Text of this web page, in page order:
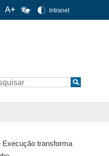
Intranet
Execução transforma